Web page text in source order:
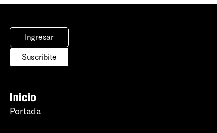
Ingresar
Suscribite
Inicio
Portada